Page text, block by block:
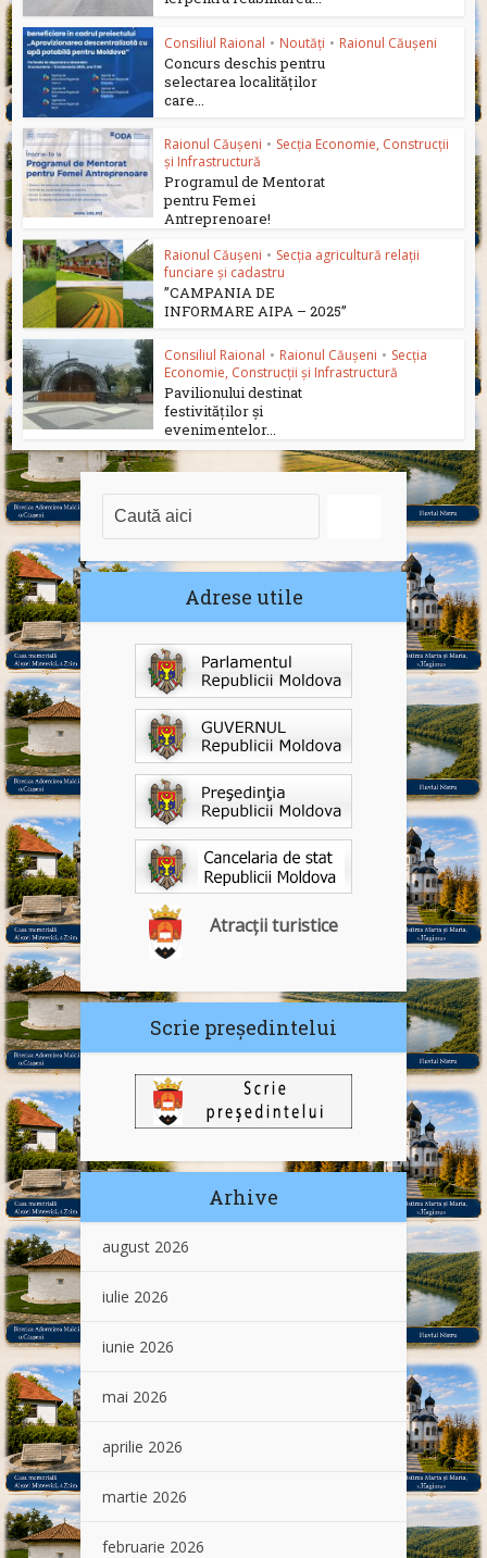
Consiliul Raional • Noutăți • Raionul Căușeni
Concurs deschis pentru
selectarea localităților
care...
Raionul Căușeni • Secția Economie, Construcții
și Infrastructură
Programul de Mentorat
pentru Femei
Antreprenoare!
Raionul Căușeni • Secția agricultură relații
funciare și cadastru
”CAMPANIA DE
INFORMARE AIPA – 2025”
Consiliul Raional • Raionul Căușeni • Secția
Economie, Construcții și Infrastructură
Pavilionului destinat
festivităților și
evenimentelor...
Adrese utile
Atracții turistice
Scrie președintelui
Arhive
august 2026
iulie 2026
iunie 2026
mai 2026
aprilie 2026
martie 2026
februarie 2026